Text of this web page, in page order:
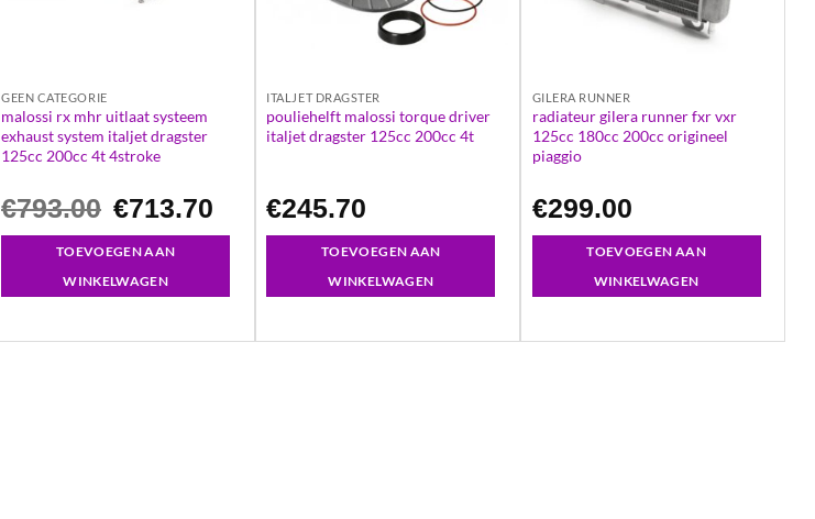
GEEN CATEGORIE
malossi rx mhr uitlaat systeem
exhaust system italjet dragster
125cc 200cc 4t 4stroke
€793.00
Oorspronkelijke
prijs
was:
€793.00.
€713.70Huidige
prijs
is:
TOEVOEGEN AAN
WINKELWAGEN
ITALJET DRAGSTER
pouliehelft malossi torque driver
italjet dragster 125cc 200cc 4t
€245.70
TOEVOEGEN AAN
WINKELWAGEN
GILERA RUNNER
radiateur gilera runner fxr vxr
125cc 180cc 200cc origineel
piaggio
€299.00
TOEVOEGEN AAN
WINKELWAGEN